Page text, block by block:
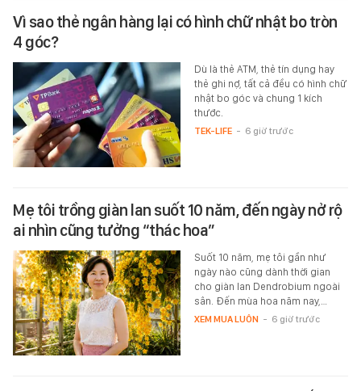
Vì sao thẻ ngân hàng lại có hình chữ nhật bo tròn
4 góc?
Dù là thẻ ATM, thẻ tín dụng hay
thẻ ghi nợ, tất cả đều có hình chữ
nhật bo góc và chung 1 kích
thước.
TEK-LIFE - 6 giờ trước
Mẹ tôi trồng giàn lan suốt 10 năm, đến ngày nở rộ
ai nhìn cũng tưởng “thác hoa”
Suốt 10 năm, mẹ tôi gần như
ngày nào cũng dành thời gian
cho giàn lan Dendrobium ngoài
sân. Đến mùa hoa năm nay,…
XEM MUA LUÔN - 6 giờ trước